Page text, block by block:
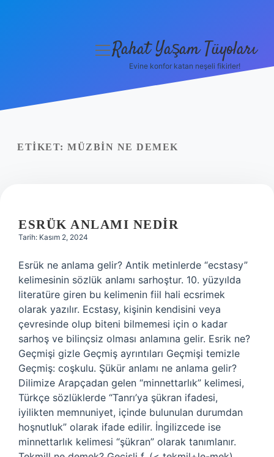
Yasal Uyarı
menüyü
Rahat Yaşam Tüyoları
Evine konfor katan neşeli fikirler!
ETIKET: MÜZBIN NE DEMEK
ESRÜK ANLAMI NEDIR
Tarih: Kasım 2, 2024
Esrük ne anlama gelir? Antik metinlerde “ecstasy”
kelimesinin sözlük anlamı sarhoştur. 10. yüzyılda
literatüre giren bu kelimenin fiil hali ecsrimek
olarak yazılır. Ecstasy, kişinin kendisini veya
çevresinde olup biteni bilmemesi için o kadar
sarhoş ve bilinçsiz olması anlamına gelir. Esrik ne?
Geçmişi gizle Geçmiş ayrıntıları Geçmişi temizle
Geçmiş: coşkulu. Şükür anlamı ne anlama gelir?
Dilimize Arapçadan gelen “minnettarlık” kelimesi,
Türkçe sözlüklerde “Tanrı’ya şükran ifadesi,
iyilikten memnuniyet, içinde bulunulan durumdan
hoşnutluk” olarak ifade edilir. İngilizcede ise
minnettarlık kelimesi “şükran” olarak tanımlanır.